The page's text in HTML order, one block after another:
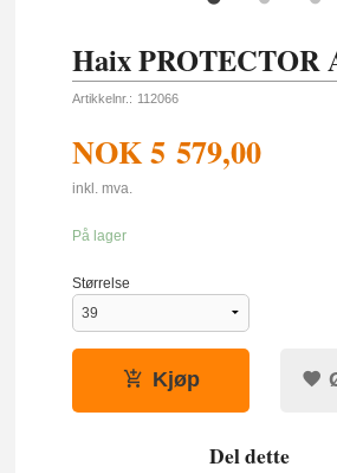
Haix PROTECTOR
Artikkelnr.: 112066
NOK5 579,00
inkl. mva.
På lager
Størrelse
Kjøp
Del dette